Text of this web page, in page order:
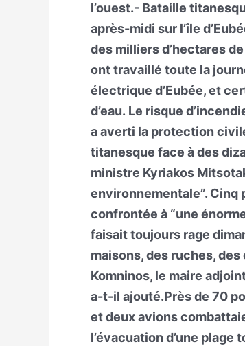
l’ouest.- Bataille
après-midi sur l’île
des milliers d’hectares
ont travaillé toute la
électrique d’Eubée, et
d’eau. Le risque
a averti la protection
titanesque face à des
ministre Kyriakos
environnementale”. Cinq
confrontée à “une
faisait toujours rage
maisons, des ruches,
Komninos, le maire
a-t-il ajouté.Près de 70
et deux avions
l’évacuation d’une